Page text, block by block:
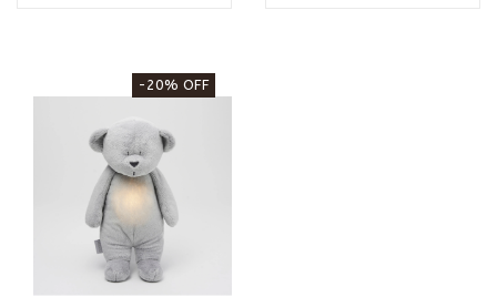
-20% OFF